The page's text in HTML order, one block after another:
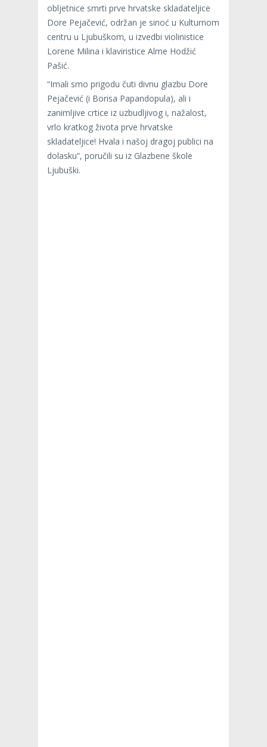
obljetnice smrti prve hrvatske skladateljice
Dore Pejačević, održan je sinoć u Kulturnom
centru u Ljubuškom, u izvedbi violinistice
Lorene Milina i klaviristice Alme Hodžić
Pašić.
“Imali smo prigodu čuti divnu glazbu Dore
Pejačević (i Borisa Papandopula), ali i
zanimljive crtice iz uzbudljivog i, nažalost,
vrlo kratkog života prve hrvatske
skladateljice! Hvala i našoj dragoj publici na
dolasku”, poručili su iz Glazbene škole
Ljubuški.